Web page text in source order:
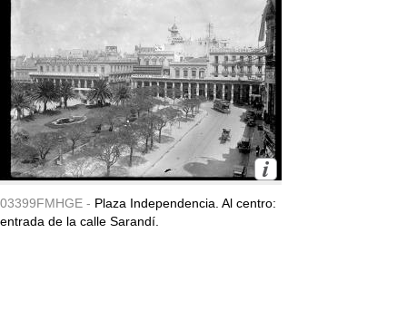
03399FMHGE - Plaza Independencia. Al centro:
entrada de la calle Sarandí.